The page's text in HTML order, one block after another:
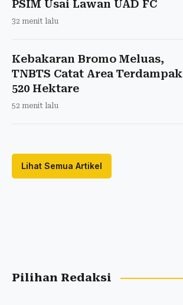
PSIM Usai Lawan UAD FC
32 menit lalu
Kebakaran Bromo Meluas,
TNBTS Catat Area Terdampak
520 Hektare
52 menit lalu
Lihat Semua Artikel
Pilihan Redaksi